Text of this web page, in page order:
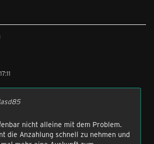
nicht alleine mit dem Problem.
die Anzahlung schnell zu nehmen und